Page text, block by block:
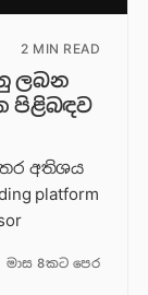
2 MIN READ
ලබන
පිළිබඳව
අතිශය
platform
මාස 8කට පෙර